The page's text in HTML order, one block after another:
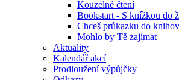
Kouzelné čtení
Bookstart - S knížkou do
Chceš průkazku do
Mohlo by Tě zajímat
Aktuality
Kalendář akcí
Prodloužení výpůjčky